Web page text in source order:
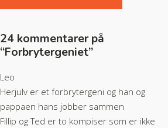
24 kommentarer på
“Forbrytergeniet”
Leo
Herjulv er et forbrytergeni og han og
pappaen hans jobber sammen
Fillip og Ted er to kompiser som er ikke